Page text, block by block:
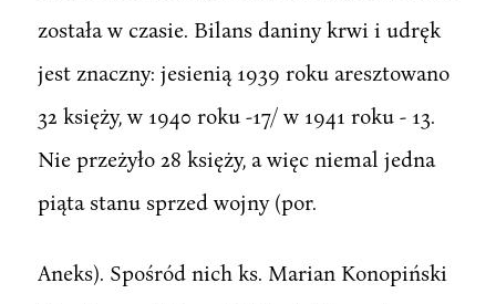
została w czasie. Bilans daniny krwi i udręk
jest znaczny: jesienią 1939 roku aresztowano
32 księży, w 1940 roku -17/ w 1941 roku - 13.
Nie przeżyło 28 księży, a więc niemal jedna
piąta stanu sprzed wojny (por.
Aneks). Spośród nich ks. Marian Konopiński